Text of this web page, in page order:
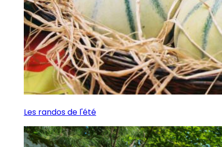
Les randos de l'été